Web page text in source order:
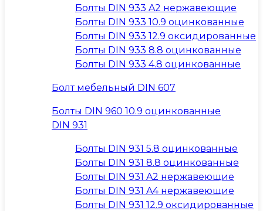
Болты DIN 933 A2 нержавеющие
Болты DIN 933 10.9 оцинкованные
Болты DIN 933 12.9 оксидированные
Болты DIN 933 8.8 оцинкованные
Болты DIN 933 4.8 оцинкованные
Болт мебельный DIN 607
Болты DIN 960 10.9 оцинкованные
DIN 931
Болты DIN 931 5.8 оцинкованные
Болты DIN 931 8.8 оцинкованные
Болты DIN 931 A2 нержавеющие
Болты DIN 931 A4 нержавеющие
Болты DIN 931 12.9 оксидированные